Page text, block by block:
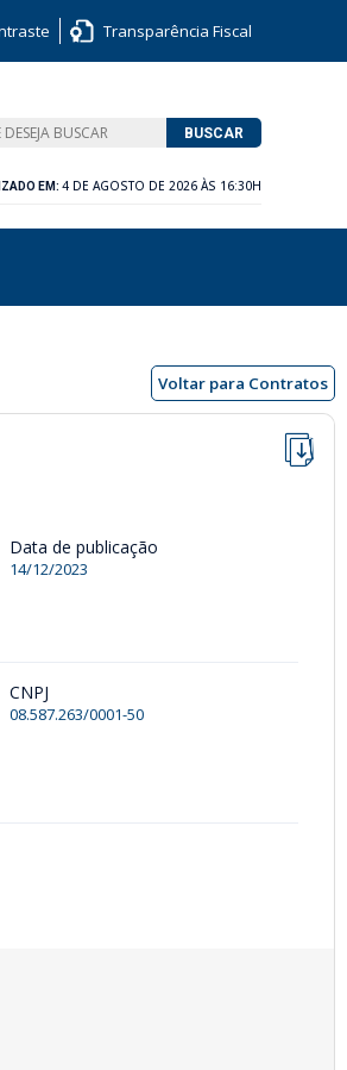
Transparência Fiscal
BUSCAR
EM: 4 DE AGOSTO DE 2026 ÀS 16:30H
Voltar para Contratos
Data de publicação
14/12/2023
CNPJ
08.587.263/0001-50